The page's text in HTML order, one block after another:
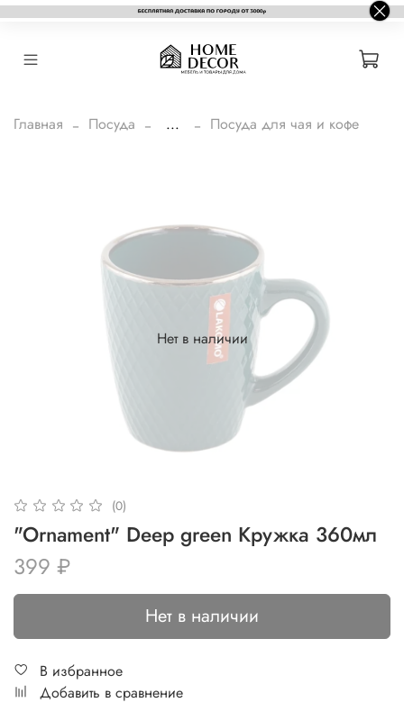
Главная Посуда ... Посуда для чая и кофе
Нет в наличии
(0)
"Ornament" Deep green Кружка 360мл
399 ₽
Нет в наличии
В избранное
Добавить в сравнение